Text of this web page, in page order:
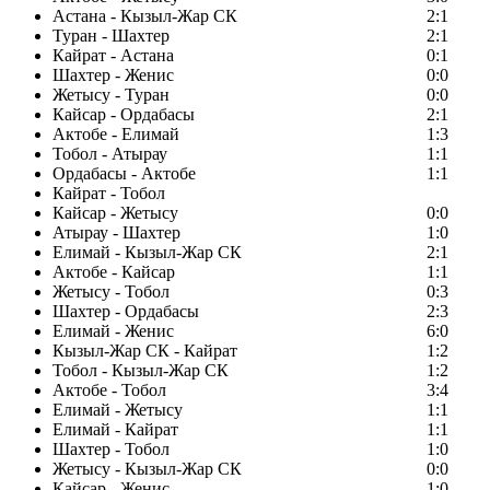
Астана - Кызыл-Жар СК
2:1
Туран - Шахтер
2:1
Кайрат - Астана
0:1
Шахтер - Женис
0:0
Жетысу - Туран
0:0
Кайсар - Ордабасы
2:1
Актобе - Елимай
1:3
Тобол - Атырау
1:1
Ордабасы - Актобе
1:1
Кайрат - Тобол
Кайсар - Жетысу
0:0
Атырау - Шахтер
1:0
Елимай - Кызыл-Жар СК
2:1
Актобе - Кайсар
1:1
Жетысу - Тобол
0:3
Шахтер - Ордабасы
2:3
Елимай - Женис
6:0
Кызыл-Жар СК - Кайрат
1:2
Тобол - Кызыл-Жар СК
1:2
Актобе - Тобол
3:4
Елимай - Жетысу
1:1
Елимай - Кайрат
1:1
Шахтер - Тобол
1:0
Жетысу - Кызыл-Жар СК
0:0